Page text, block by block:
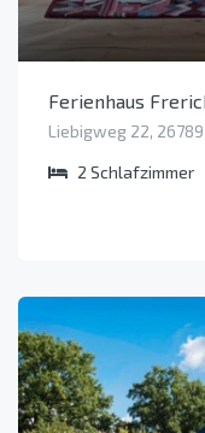
Ferienhaus
Liebigweg 22,
2 Schlafzimmer